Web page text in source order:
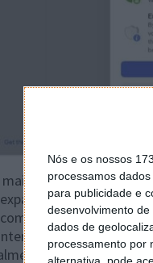
Nós e os nossos
processamos
para publicidade e
desenvolvimento de
dados de
processamento por
mais conhecido pelo
se
as suas garantias
baseadas
as suas